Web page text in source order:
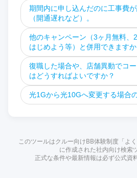
期間内に申し込んだのに工事費
（開通遅れなど）。
他のキャンペーン（3ヶ月無料、
はじめよう等）と併用できますか
復職した場合や、店舗異動でコ
はどうすればよいですか？
光1Gから光10Gへ変更する場合
このツールはクルー向けBB体験制度「よ
に作成された社内向け検索
正式な条件や最新情報は必ず公式資